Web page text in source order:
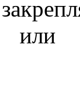
или